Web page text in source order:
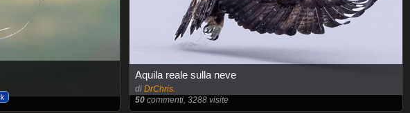
Aquila reale sulla neve
di DrChris.
50commenti, 3288 visite